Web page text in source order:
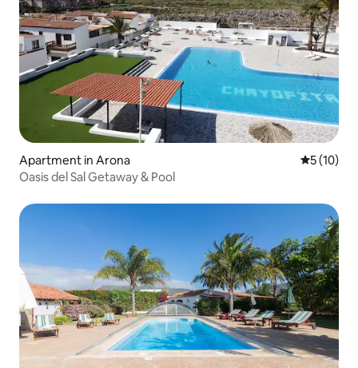
Apartment in Arona 5 out of 5
5 (10)
Oasis del Sal Getaway & Pool